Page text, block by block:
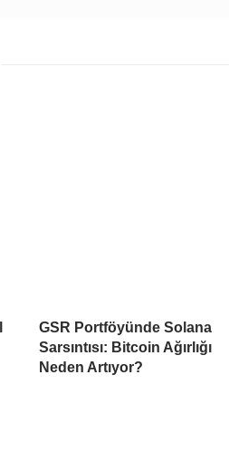
GSR Portföyünde Solana
Sarsıntısı: Bitcoin Ağırlığı
Neden Artıyor?